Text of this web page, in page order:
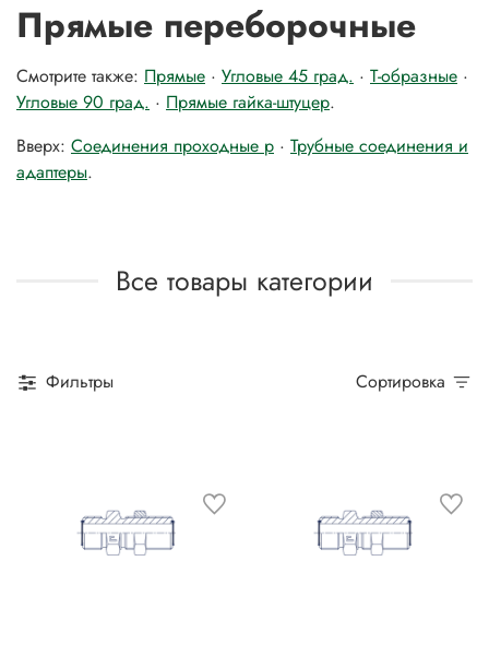
Прямые переборочные
Смотрите также: Прямые · Угловые 45 град. · Т-образные ·
Угловые 90 град. · Прямые гайка-штуцер.
Вверх: Соединения проходные р · Трубные соединения и
адаптеры.
Все товары категории
Фильтры Сортировка